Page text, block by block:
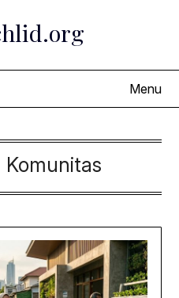
Menu
Komunitas